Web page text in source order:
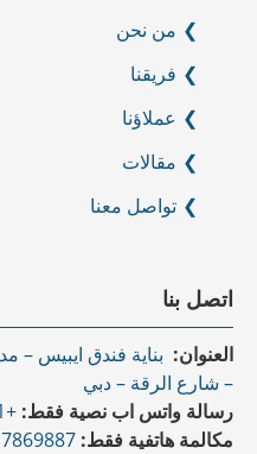
من نحن
فريقنا
عملاؤنا
مقالات
تواصل معنا
اتصل بنا
العنوان:
– شارع الرقة – دبي
رسالة واتس اب نصية فقط: +971 55 8377872
مكالمة هاتفية فقط: 7869887 50 971+